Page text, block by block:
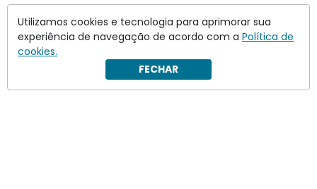
candidatura à Presidência da República.
Utilizamos cookies e tecnologia para aprimorar sua
experiência de navegação de acordo com a Política de
cookies.
FECHAR